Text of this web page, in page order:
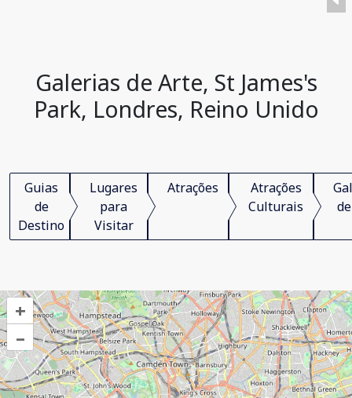
Galerias de Arte, St James's
Park, Londres, Reino Unido
Guias
de
Destino
Lugares
para
Visitar
Atrações
Atrações
Culturais
+
–